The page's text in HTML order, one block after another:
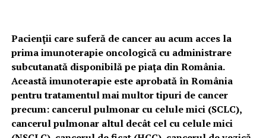
Pacienţii care suferă de cancer au acum acces la
prima imunoterapie oncologică cu administrare
subcutanată disponibilă pe piaţa din România.
Această imunoterapie este aprobată în România
pentru tratamentul mai multor tipuri de cancer
precum: cancerul pulmonar cu celule mici (SCLC),
cancerul pulmonar altul decât cel cu celule mici